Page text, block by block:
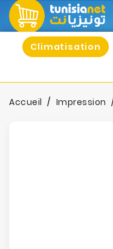
Climatisation
Accueil Impression